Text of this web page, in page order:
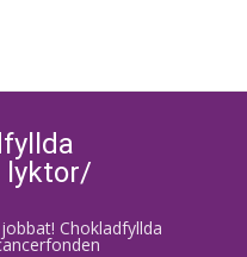
lyktor/
Chokladfyllda